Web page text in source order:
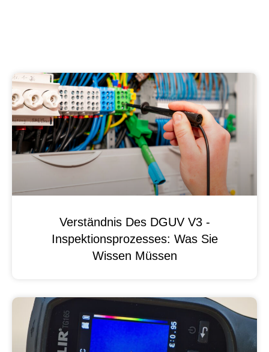
Verständnis Des DGUV V3 -
Inspektionsprozesses: Was Sie
Wissen Müssen